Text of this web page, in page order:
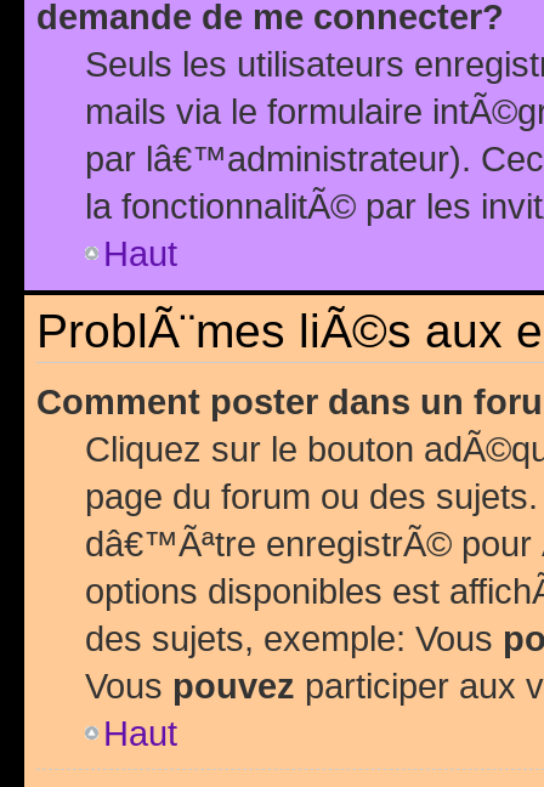
demande de me connecter?
Seuls les utilisateurs
mails via le formulaire
par lâ€™administrateur).
la fonctionnalitÃ© par les
Haut
ProblÃ¨mes liÃ©s aux
Comment poster dans un
Cliquez sur le bouton
page du forum ou des
dâ€™Ãªtre enregistrÃ©
options disponibles est
des sujets, exemple: Vous
Vous pouvez participer aux
Haut